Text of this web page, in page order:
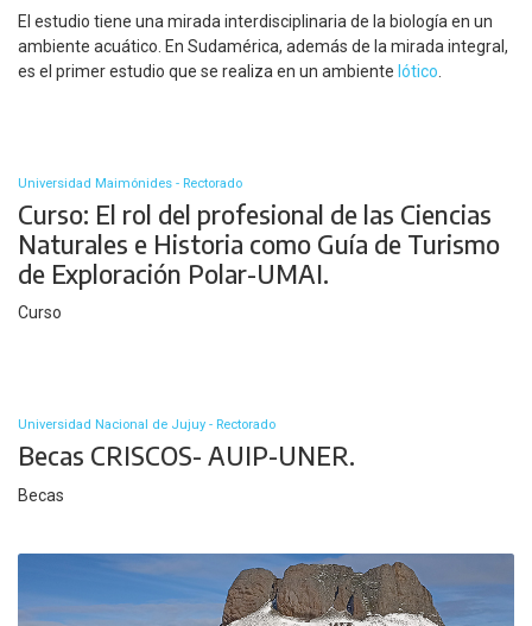
El estudio tiene una mirada interdisciplinaria de la biología en un
ambiente acuático. En Sudamérica, además de la mirada integral,
es el primer estudio que se realiza en un ambiente lótico
Universidad Maimónides - Rectorado
Curso: El rol del profesional de las Ciencias
Naturales e Historia como Guía de Turismo
de Exploración Polar-UMAI.
Curso
Universidad Nacional de Jujuy - Rectorado
Becas CRISCOS- AUIP-UNER.
Becas